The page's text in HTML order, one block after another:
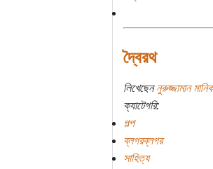
দ্বৈরথ
লিখেছেননুরুজ্জামান মানিক
ক্যাটেগরি:
গল্প
ব্লগরব্লগর
সাহিত্য